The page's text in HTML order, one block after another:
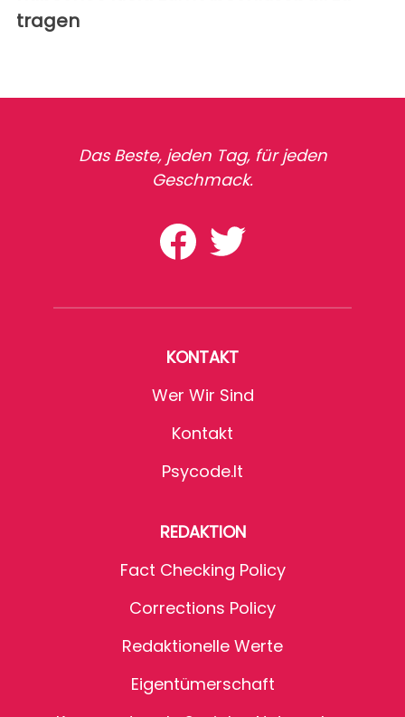
tragen
Das Beste, jeden Tag, für jeden
Geschmack.
KONTAKT
Wer Wir Sind
Kontakt
Psycode.it
REDAKTION
Fact Checking Policy
Corrections Policy
Redaktionelle Werte
Eigentümerschaft